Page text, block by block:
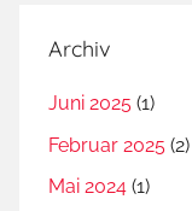
Archiv
Juni 2025 (1)
Februar 2025 (2)
Mai 2024 (1)